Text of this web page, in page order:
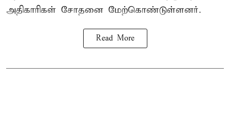
அதிகாரிகள் சோதனை மேற்கொண்டுள்ளனர்.
Read More